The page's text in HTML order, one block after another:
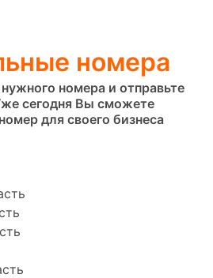
номера
номера и отправьте
сегодня Вы сможете
для своего бизнеса